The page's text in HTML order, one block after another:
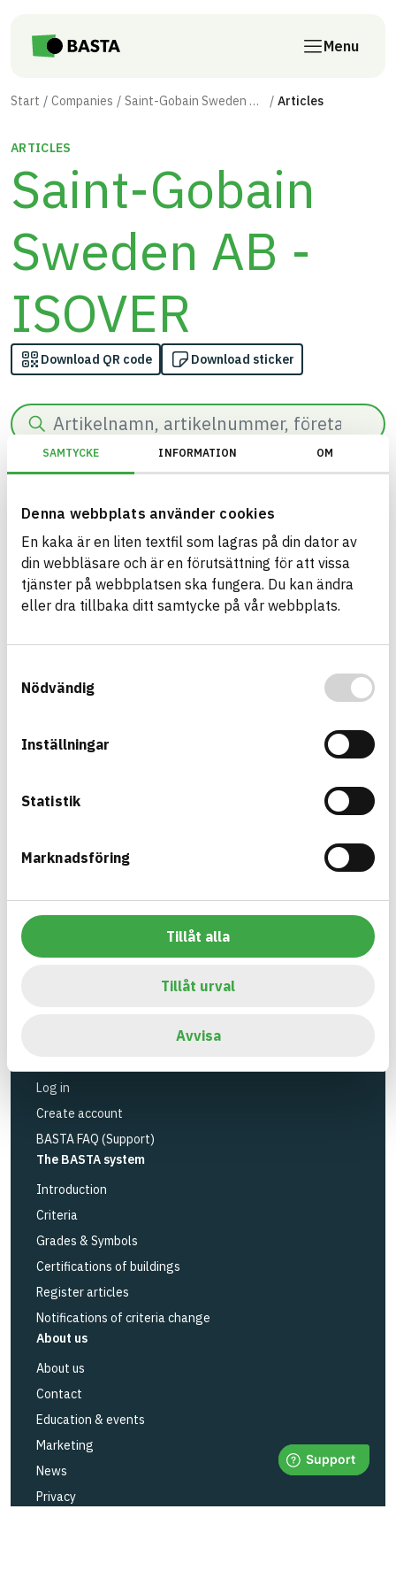
SAMTYCKE INFORMATION OM
Denna webbplats använder cookies
En kaka är en liten textfil som lagras på din dator av
din webbläsare och är en förutsättning för att vissa
tjänster på webbplatsen ska fungera. Du kan ändra
eller dra tillbaka ditt samtycke på vår webbplats.
Nödvändig
Inställningar
Statistik
Marknadsföring
Tillåt alla
Tillåt urval
Avvisa
Menu
Start Companies Saint-Gobain Sweden AB - ISOVER Articles
ARTICLES
Saint-Gobain
Sweden AB -
ISOVER
Download QR code Download sticker
Search
BREEAM SE/Generation 2017/Kriterium: Mat 07 Farliga ämnen/
Build with BASTA - conscious
offering free and publicly available information on
sustainability information about construction
and grades with regard to phasing out hazardous
BASTA is a subsidiary to
Byggföretagen.
Link to other website
Tools
Log in
Create account
BASTA FAQ (Support)
The BASTA system
Introduction
Criteria
Grades & Symbols
Certifications of buildings
Register articles
Notifications of criteria change
About us
About us
Contact
Education & events
Marketing
News
Privacy